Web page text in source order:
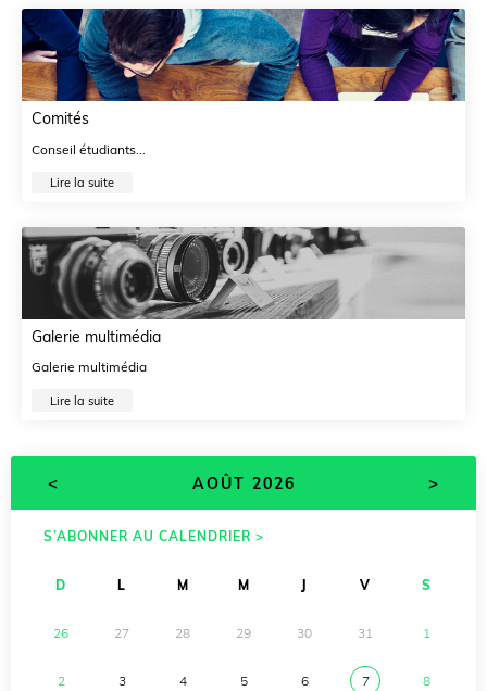
Comités
Conseil étudiants...
Lire la suite
Galerie multimédia
Galerie multimédia
Lire la suite
< AOÛT 2026 >
S’ABONNER AU CALENDRIER >
D L M M V S
26 27 28 29 30 31 1
2 3 4 5 6 7 8